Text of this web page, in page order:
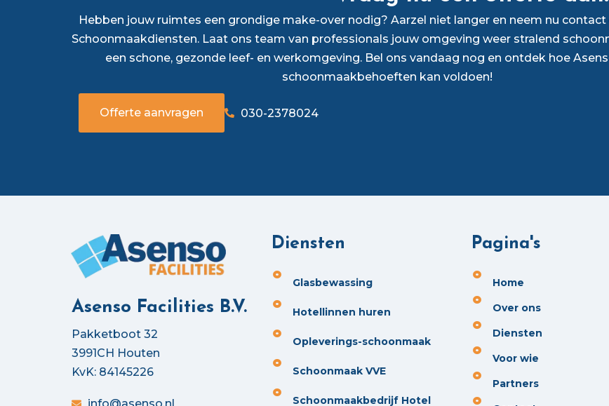
Hebben jouw ruimtes een grondige make-over nodig? Aarzel niet langer en neem nu
Schoonmaakdiensten. Laat ons team van professionals jouw omgeving weer stralend
een schone, gezonde leef- en werkomgeving. Bel ons vandaag nog en ontdek hoe
schoonmaakbehoeften kan voldoen!
Offerte aanvragen 030-2378024
Asenso Facilities B.V.
Pakketboot 32
3991CH Houten
KvK: 84145226
Diensten
Glasbewassing
Hotellinnen huren
Opleverings-schoonmaak
Schoonmaak VVE
Schoonmaakbedrijf Hotel
Pagina's
Home
Over ons
Diensten
Voor wie
Partners